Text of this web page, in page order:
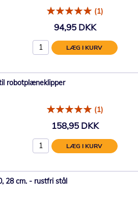
(1)
94,95 DKK
LÆG I KURV
robotplæneklipper
(1)
158,95 DKK
LÆG I KURV
28 cm. - rustfri stål